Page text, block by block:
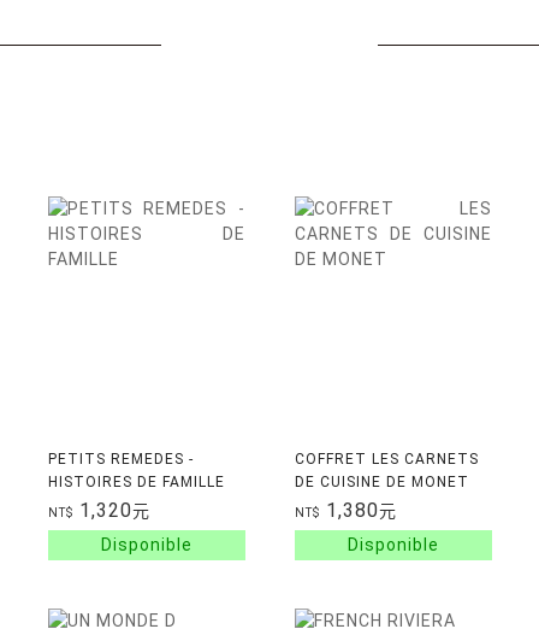
PETITS REMEDES -
HISTOIRES DE FAMILLE
NT$ 1,320元
COFFRET LES CARNETS
DE CUISINE DE MONET
NT$ 1,380元